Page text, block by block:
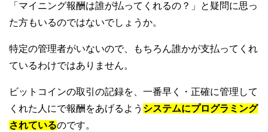
「マイニング報酬は誰が払ってくれるの？」と疑問に思っ
た方もいるのではないでしょうか。
特定の管理者がいないので、もちろん誰かが支払ってくれ
ているわけではありません。
ビットコインの取引の記録を、一番早く・正確に管理して
くれた人にで報酬をあげるよう システムにプログラミング
されているのです。